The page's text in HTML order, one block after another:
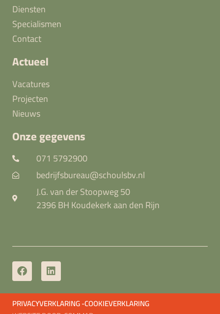
Diensten
Specialismen
Contact
Actueel
Vacatures
Projecten
Nieuws
Onze gegevens
071 5792900
bedrijfsbureau@schoulsbv.nl
J.G. van der Stoopweg 50
2396 BH Koudekerk aan den Rijn
PRIVACYVERKLARING -COOKIEVERKLARING